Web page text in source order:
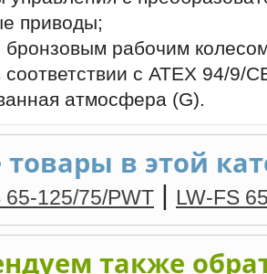
приводы;
рабочим
с ATEX 94/9/
атмосфера (G).
товары в этой
65-125/75/PWT | LW-FS
также